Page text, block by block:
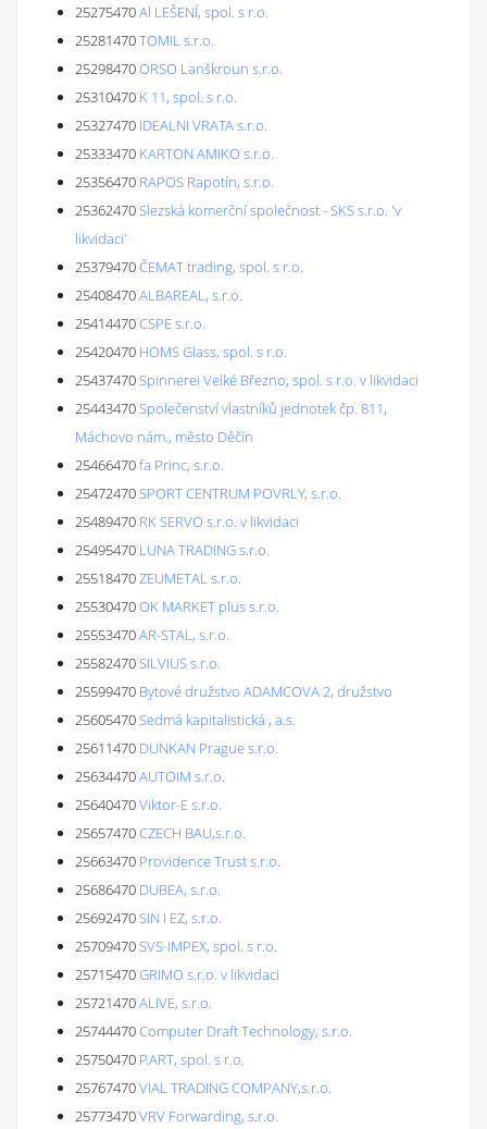
25275470Al LEŠENÍ, spol. s r.o.
25281470TOMIL s.r.o.
25298470ORSO Lanškroun s.r.o.
25310470 K 11, spol. s r.o.
25327470 IDEALNI VRATA s.r.o.
25333470 KARTON AMIKO s.r.o.
25356470 RAPOS Rapotín, s.r.o.
25362470Slezská komerční společnost - SKS s.r.o. 'v
likvidaci'
25379470ČEMAT trading, spol. s r.o.
25408470ALBAREAL, s.r.o.
25414470CSPE s.r.o.
25420470 HOMS Glass, spol. s r.o.
25437470Spinnerei Velké Březno, spol. s r.o. v likvidaci
25443470Společenství vlastníků jednotek čp. 811,
Máchovo nám., město Děčín
25466470fa Princ, s.r.o.
25472470SPORT CENTRUM POVRLY, s.r.o.
25489470 RK SERVO s.r.o. v likvidaci
25495470 LUNA TRADING s.r.o.
25518470ZEUMETAL s.r.o.
25530470OK MARKET plus s.r.o.
25553470AR-STAL, s.r.o.
25582470SILVIUS s.r.o.
25599470 Bytové družstvo ADAMCOVA 2, družstvo
25605470Sedmá kapitalistická , a.s.
25611470 DUNKAN Prague s.r.o.
25634470AUTOIM s.r.o.
25640470Viktor-E s.r.o.
25657470CZECH BAU,s.r.o.
25663470 Providence Trust s.r.o.
25686470 DUBEA, s.r.o.
25692470SIN I EZ, s.r.o.
25709470SVS-IMPEX, spol. s r.o.
25715470GRIMO s.r.o. v likvidaci
25721470ALIVE, s.r.o.
25744470Computer Draft Technology, s.r.o.
25750470 P.ART, spol. s r.o.
25767470VIAL TRADING COMPANY,s.r.o.
25773470VRV Forwarding, s.r.o.